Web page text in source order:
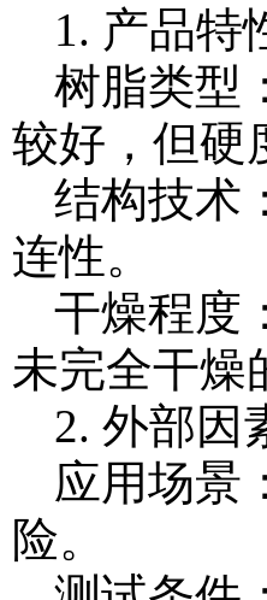
1. 产品特
树脂类型
较好，但硬
结构技术
连性。
干燥程度
未完全干燥
2. 外部因
应用场景
险。